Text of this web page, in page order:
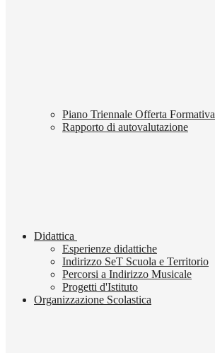
Piano Triennale Offerta Formativa
Rapporto di autovalutazione
Didattica
Esperienze didattiche
Indirizzo SeT Scuola e Territorio
Percorsi a Indirizzo Musicale
Progetti d'Istituto
Organizzazione Scolastica